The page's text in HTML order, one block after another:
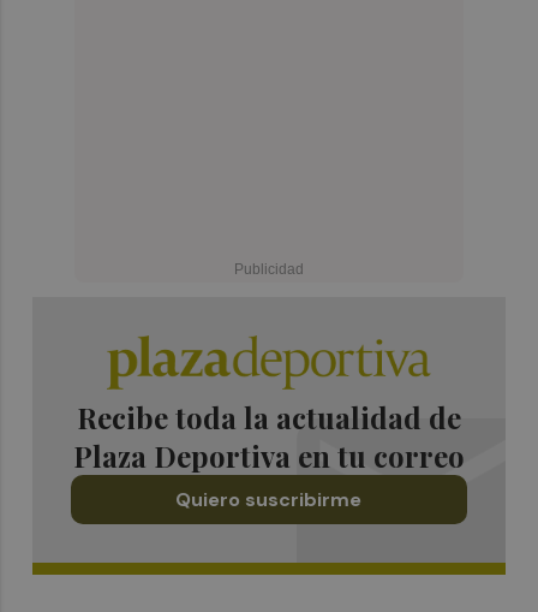
Recibe toda la actualidad de
Plaza Deportiva en tu correo
Quiero suscribirme